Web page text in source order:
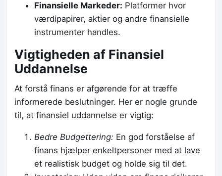
Finansielle Markeder: Platformer hvor
værdipapirer, aktier og andre finansielle
instrumenter handles.
Vigtigheden af Finansiel
Uddannelse
At forstå finans er afgørende for at træffe
informerede beslutninger. Her er nogle grunde
til, at finansiel uddannelse er vigtig:
Bedre Budgettering: En god forståelse af
finans hjælper enkeltpersoner med at lave
et realistisk budget og holde sig til det.